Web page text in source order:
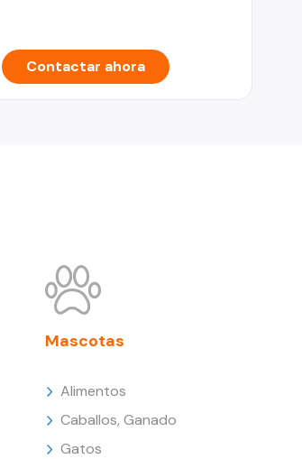
Contactar ahora
Mascotas
Alimentos
Caballos, Ganado
Gatos